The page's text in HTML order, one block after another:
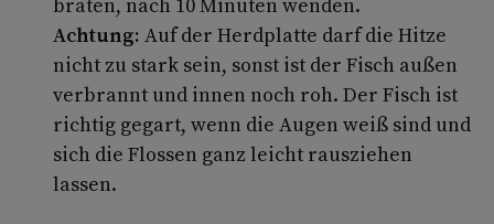
Achtung: Auf der Herdplatte darf die Hitze
nicht zu stark sein, sonst ist der Fisch außen
verbrannt und innen noch roh. Der Fisch ist
richtig gegart, wenn die Augen weiß sind und
sich die Flossen ganz leicht rausziehen
lassen.